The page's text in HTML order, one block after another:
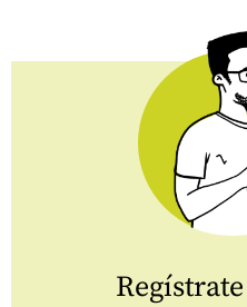
Regístrate